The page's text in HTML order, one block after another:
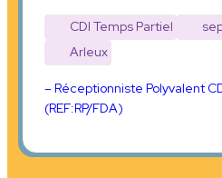
CDI Temps Partiel
Arleux
– Réceptionniste Polyvalent
(REF:RP/FDA)